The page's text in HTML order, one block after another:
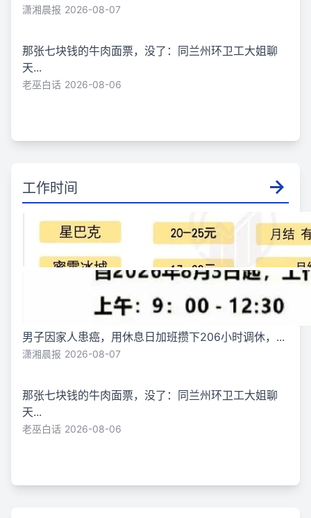
潇湘晨报 2026-08-07
那张七块钱的牛肉面票，没了：同兰州环卫工大姐聊
天...
老巫白话 2026-08-06
工作时间
男子因家人患癌，用休息日加班攒下206小时调休，...
潇湘晨报 2026-08-07
那张七块钱的牛肉面票，没了：同兰州环卫工大姐聊
天...
老巫白话 2026-08-06